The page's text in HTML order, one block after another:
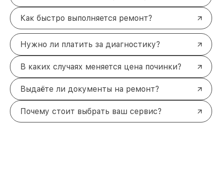
Как быстро выполняется ремонт?
Нужно ли платить за диагностику?
В каких случаях меняется цена починки?
Выдаёте ли документы на ремонт?
Почему стоит выбрать ваш сервис?